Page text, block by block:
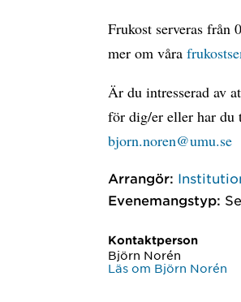
Frukost serveras från
mer om våra
Är du intresserad av
för dig/er eller har du
bjorn.noren@umu.se
Arrangör:
Evenemangstyp:
Kontaktperson
Björn Norén
Läs om Björn Norén